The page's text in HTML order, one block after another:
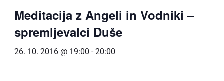
Meditacija z Angeli in Vodniki –
spremljevalci Duše
26. 10. 2016 @ 19:00 -20:00